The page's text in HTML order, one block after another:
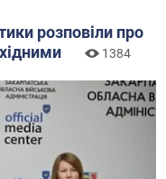
розповіли про
1384